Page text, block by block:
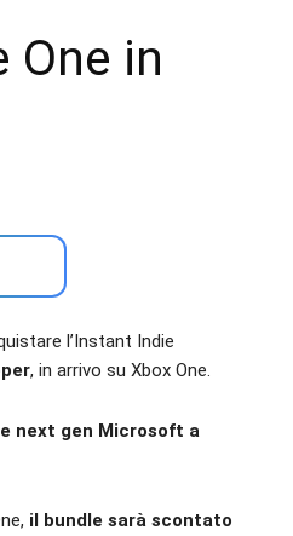
One in
l’Instant Indie
, in arrivo su Xbox One.
next gen Microsoft a
il bundle sarà scontato